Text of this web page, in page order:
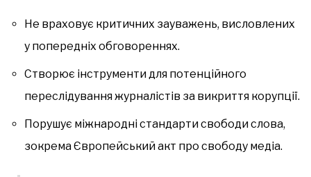
Не враховує критичних зауважень, висловлених
у попередніх обговореннях.
Створює інструменти для потенційного
переслідування журналістів за викриття корупції.
Порушує міжнародні стандарти свободи слова,
зокрема Європейський акт про свободу медіа.